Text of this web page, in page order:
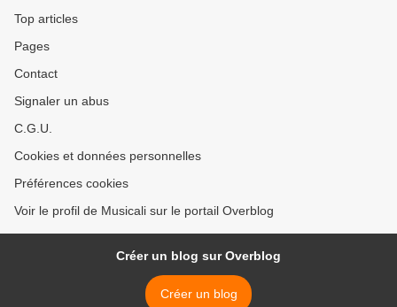
Top articles
Pages
Contact
Signaler un abus
C.G.U.
Cookies et données personnelles
Préférences cookies
Voir le profil de Musicali sur le portail Overblog
Créer un blog sur Overblog
Créer un blog